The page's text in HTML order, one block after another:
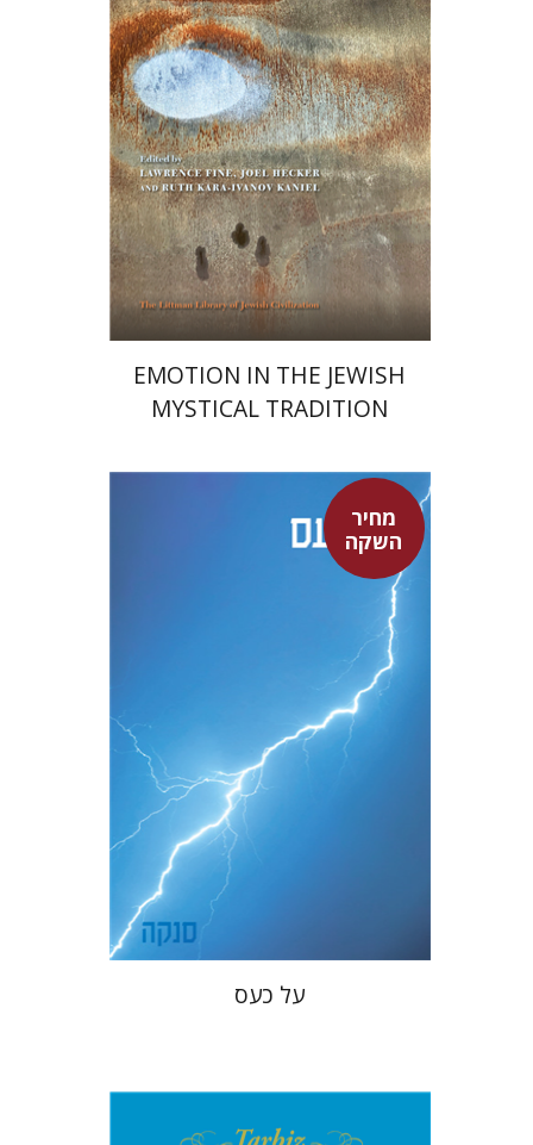
הנחת אתר ספר מודפס
$85
$76
EMOTION IN THE JEWISH
MYSTICAL TRADITION
מחיר
השקה
סנקה
דבורה גילולה
דבורה גילולה
מחיר השקה
על כעס